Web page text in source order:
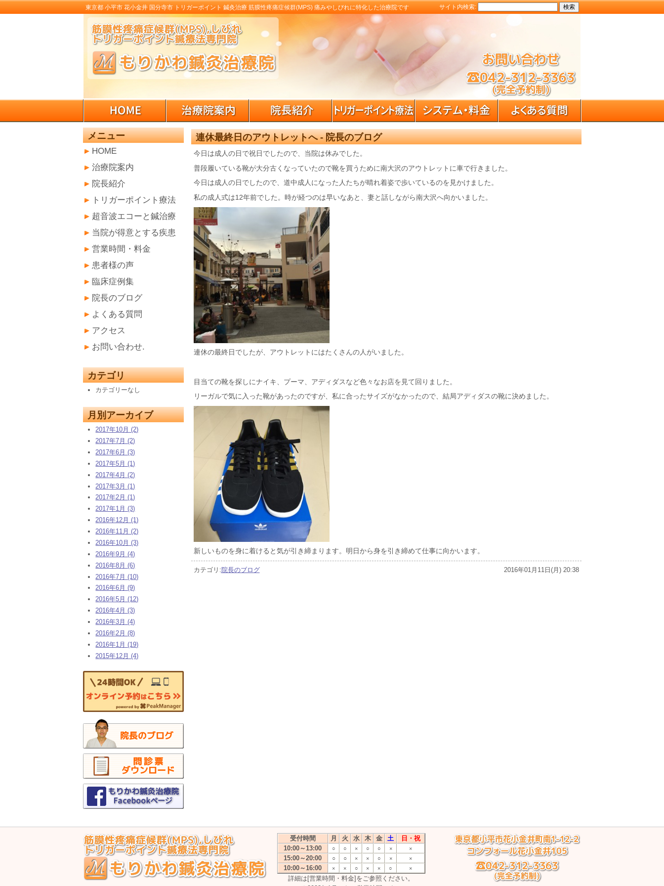
東京都 小平市 花小金井 国分寺市 トリガーポイント 鍼灸治療 筋膜性疼痛症候群(MPS) 痛みやしびれに特化した治療院です サイト内検索:
メニュー
HOME
治療院案内
院長紹介
トリガーポイント療法
超音波エコーと鍼治療
当院が得意とする疾患
営業時間・料金
患者様の声
臨床症例集
院長のブログ
よくある質問
アクセス
お問い合わせ.
カテゴリ
カテゴリーなし
月別アーカイブ
2017年10月 (2)
2017年7月 (2)
2017年6月 (3)
2017年5月 (1)
2017年4月 (2)
2017年3月 (1)
2017年2月 (1)
2017年1月 (3)
2016年12月 (1)
2016年11月 (2)
2016年10月 (3)
2016年9月 (4)
2016年8月 (6)
2016年7月 (10)
2016年6月 (9)
2016年5月 (12)
2016年4月 (3)
2016年3月 (4)
2016年2月 (8)
2016年1月 (19)
2015年12月 (4)
連休最終日のアウトレットへ - 院長のブログ
今日は成人の日で祝日でしたので、当院は休みでした。
普段履いている靴が大分古くなっていたので靴を買うために南大沢のアウトレットに車で行きました。
今日は成人の日でしたので、道中成人になった人たちが晴れ着姿で歩いているのを見かけました。
私の成人式は12年前でした。時が経つのは早いなあと、妻と話しながら南大沢へ向かいました。
連休の最終日でしたが、アウトレットにはたくさんの人がいました。
目当ての靴を探しにナイキ、プーマ、アディダスなど色々なお店を見て回りました。
リーガルで気に入った靴があったのですが、私に合ったサイズがなかったので、結局アディダスの靴に決めました。
新しいものを身に着けると気が引き締まります。明日から身を引き締めて仕事に向かいます。
カテゴリ:院長のブログ 2016年01月11日(月) 20:38
受付時間 月 火 水 木 金 土
日・祝
10:00～13:00
○ ○ × ○ ○ × ×
15:00～20:00 ○ ○ × × ○ × ×
10:00～16:00 × × ○ × × ○ ×
詳細は [営業時間・料金] をご参照ください。